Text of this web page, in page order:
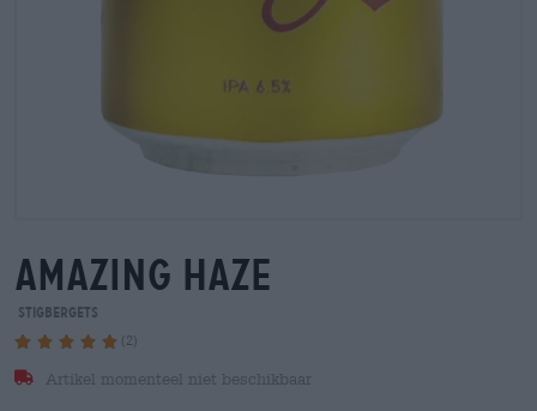
amazing haze
Stigbergets
(2)
Artikel momenteel niet beschikbaar